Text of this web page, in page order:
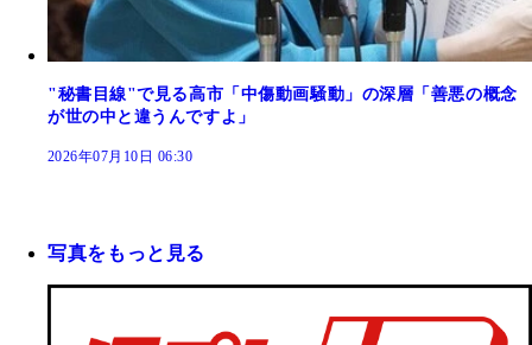
"秘書目線"で見る高市「中傷動画騒動」の深層「善悪の概念
が世の中と違うんですよ」
2026年07月10日 06:30
写真をもっと見る